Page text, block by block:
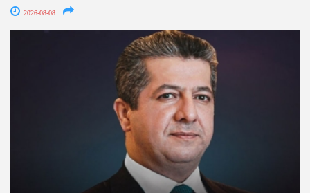
2026-08-08